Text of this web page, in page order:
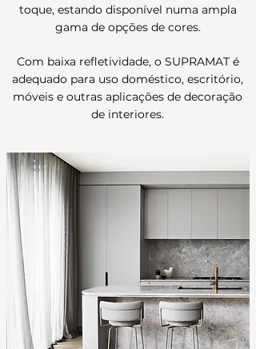
toque, estando disponível numa ampla
gama de opções de cores.
Com baixa refletividade, o SUPRAMAT é
adequado para uso doméstico, escritório,
móveis e outras aplicações de decoração
de interiores.